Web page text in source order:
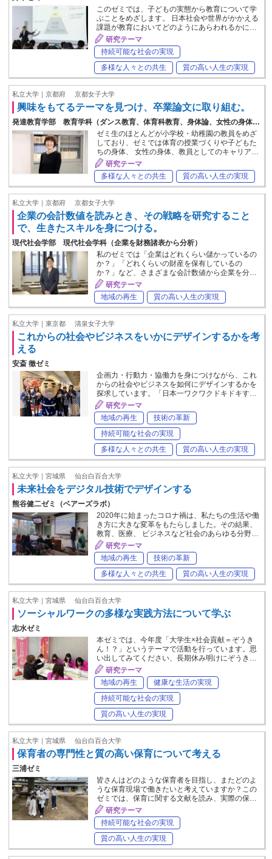
このゼミでは、子どもの実態から教育について学
ぶことをめざします。 日本社会や世界がかかえる
課題が教育においてどのようにあらわれるかに…
研究テーマ
持続可能な社会の実現
多様な人々との共生
質の高い人生の実現
私立大学｜京都府 京都女子大学
興味をもてるテーマを見つけ、卒業論文に取り組む。
発達教育学部 教育学科（ダンス教育、体育科教育、身体論、女性の身体…
ゼミ生のほとんどが小学校・幼稚園の教員をめざ
しており、ゼミでは体育の授業づくりや子どもた
ちの身体、 女性の身体、教員としてのキャリア…
研究テーマ
多様な人々との共生
質の高い人生の実現
私立大学｜京都府 京都女子大学
企業の会計数値を読みとき、その戦略を研究すること
で、生きたスキルを身につける。
現代社会学部 現代社会学科（企業を財務諸表から分析）
私のゼミでは「企業はどれくらい儲かっているの
か？」「どれくらいの財産を保有しているの
か？」など、さまざまな会計数値から企業を分…
研究テーマ
地域の再生
質の高い人生の実現
私立大学｜東京都 清泉女子大学
これからの社会やビジネスをいかにデザインするかを考
える
安斎 徹ゼミ
企画力・行動力・協働力を身につけながら、これ
からの社会やビジネスを如何にデザインするかを
探求しています。「日本一ワクワクドキドキす…
研究テーマ
地域の再生
技術の革新
持続可能な社会の実現
多様な人々との共生
質の高い人生の実現
私立大学｜宮城県 仙台白百合大学
未来社会をデジタル技術でデザインする
熊谷健二ゼミ（ベアーズラボ）
2020年に始まったコロナ禍は、私たちの生活や働
き方に大きな変革をもたらしました。その結果、
教育、医療、 ビジネスなど社会のあらゆる分野…
研究テーマ
地域の再生
技術の革新
多様な人々との共生
質の高い人生の実現
私立大学｜宮城県 仙台白百合大学
ソーシャルワークの多様な実践方法について学ぶ
志水ゼミ
本ゼミでは、今年度「大学生×社会貢献＝ぞうき
ん！？」というテーマで活動を行っています。思
い出してみてください、長期休み明けにぞうき…
研究テーマ
地域の再生
健康な生活の実現
持続可能な社会の実現
質の高い人生の実現
私立大学｜宮城県 仙台白百合大学
保育者の専門性と質の高い保育について考える
三浦ゼミ
皆さんはどのような保育者を目指し、またどのよ
うな保育現場で働きたいと考えていますか？この
ゼミでは、保育に関する文献を読み、実際の保…
研究テーマ
持続可能な社会の実現
質の高い人生の実現